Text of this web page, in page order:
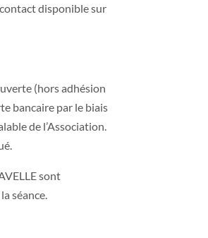
disponible sur
(hors adhésion
bancaire par le biais
de l’Association.
sont
séance.